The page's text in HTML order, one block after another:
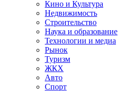
Кино и Культура
Недвижимость
Строительство
Наука и образование
Технологии и медиа
Рынок
Туризм
ЖКХ
Авто
Спорт